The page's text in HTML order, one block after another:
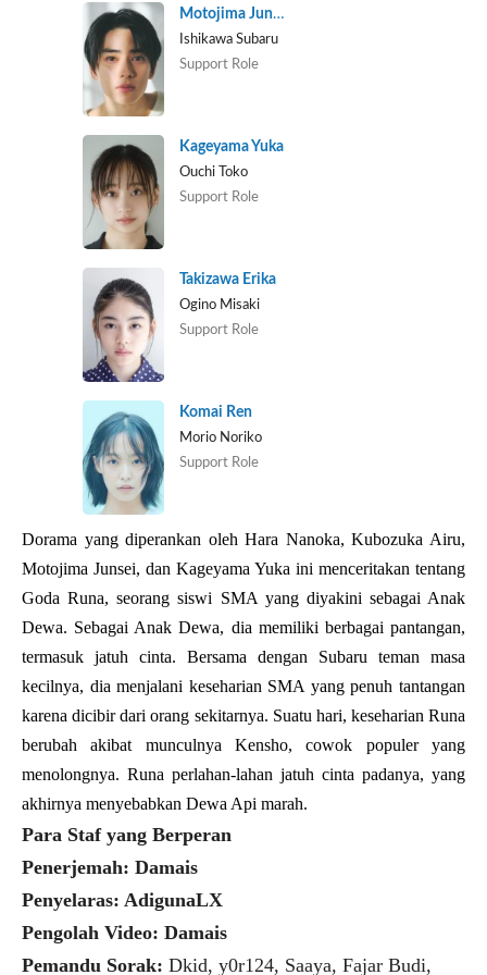
Motojima Junsei
Ishikawa Subaru
Support Role
Kageyama Yuka
Ouchi Toko
Support Role
Takizawa Erika
Ogino Misaki
Support Role
Komai Ren
Morio Noriko
Support Role
Dorama yang diperankan oleh Hara Nanoka, Kubozuka Airu,
Motojima Junsei, dan Kageyama Yuka ini menceritakan tentang
Goda Runa, seorang siswi SMA yang diyakini sebagai Anak
Dewa. Sebagai Anak Dewa, dia memiliki berbagai pantangan,
termasuk jatuh cinta. Bersama dengan Subaru teman masa
kecilnya, dia menjalani keseharian SMA yang penuh tantangan
karena dicibir dari orang sekitarnya. Suatu hari, keseharian Runa
berubah akibat munculnya Kensho, cowok populer yang
menolongnya. Runa perlahan-lahan jatuh cinta padanya, yang
akhirnya menyebabkan Dewa Api marah.
Para Staf yang Berperan
Penerjemah: Damais
Penyelaras: AdigunaLX
Pengolah Video: Damais
Pemandu Sorak: Dkid, y0r124, Saaya, Fajar Budi,